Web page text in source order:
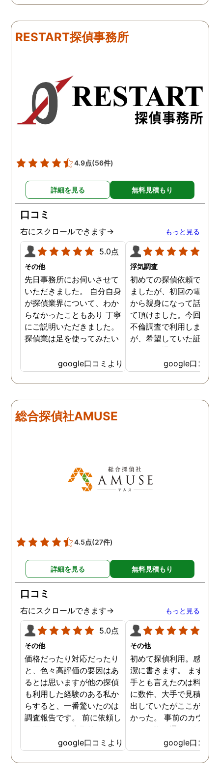
たのですが、見事に探して
ました。うれしくてお互い
に涙の再会でした。 対応し
玉総合情報事務所さんに依
頼させていただき本当に良
かったです。
くれました。探偵事務所
にも関わらず、相談員の
明な点が全くないほどし
かりと説明をしてくれま
た。調査では夫が不倫相
の自宅に頻繁に訪れる様
務所に関しても調べてく
ていて、周りの人たちの
かげで夫と離婚ができそ
RESTART探偵事務所
4.9点(56件)
詳細を見る 無料見積もり
口コミ
右にスクロールできます→ もっと見る
5.0点
その他
先日事務所にお伺いさせて
いただきました。 自分自身
が探偵業界について、わか
らなかったこともあり 丁寧
にご説明いただきました。
探偵業は足を使ってみたい
SNSなどの知識も豊富で、
色んな視点から対応されて
います。 他の口コミにもあ
金が安く明確で親身になっ
て対応いただける探偵さん
google口コミより
浮気調査
初めての探偵依頼で緊張
ましたが、初回の電話相
から親身になって話を聞
て頂けました。今回、夫
不倫調査で利用しました
が、希望していた証拠を
っかりと撮ってもらうこ
が出来ました。調査中も
動きがある度に細かく報
してくださり、安心しま
読めない中、柔軟に対応
す。
google口コミ
総合探偵社AMUSE
4.5点(27件)
詳細を見る 無料見積もり
口コミ
右にスクロールできます→ もっと見る
5.0点
その他
価格だったり対応だったり
と、色々高評価の要因はあ
るとは思いますが他の探偵
も利用した経験のある私か
らすると、一番驚いたのは
調査報告です。 前に依頼し
た探偵では、定期的にまと
めて報告がくる為なかなか
実際の現状を把握するのが
難しかったですが、ここは
google口コミより
その他
初めて探偵利用。感想を
潔に書きます。 まず、
手とも言えたのは料金。
に数件、大手で見積もり
出していたがここが一番
かった。 事前のカウン
ングの際の通りの価格で
途中での追加料金なども
く安心してお任せできた
由のひとつ。 かと言っ
google口コミ